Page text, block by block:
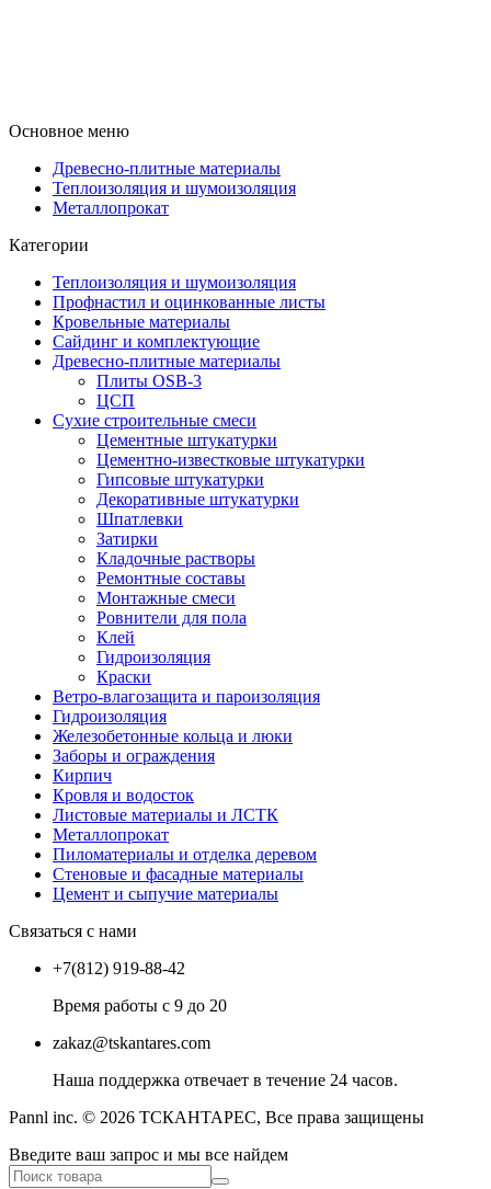
Основное меню
Древесно-плитные материалы
Теплоизоляция и шумоизоляция
Металлопрокат
Категории
Теплоизоляция и шумоизоляция
Профнастил и оцинкованные листы
Кровельные материалы
Сайдинг и комплектующие
Древесно-плитные материалы
Плиты OSB-3
ЦСП
Сухие строительные смеси
Цементные штукатурки
Цементно-известковые штукатурки
Гипсовые штукатурки
Декоративные штукатурки
Шпатлевки
Затирки
Кладочные растворы
Ремонтные составы
Монтажные смеси
Ровнители для пола
Клей
Гидроизоляция
Краски
Ветро-влагозащита и пароизоляция
Гидроизоляция
Железобетонные кольца и люки
Заборы и ограждения
Кирпич
Кровля и водосток
Листовые материалы и ЛСТК
Металлопрокат
Пиломатериалы и отделка деревом
Стеновые и фасадные материалы
Цемент и сыпучие материалы
Связаться с нами
+7(812) 919-88-42
Время работы с 9 до 20
zakaz@tskantares.com
Наша поддержка отвечает в течение 24 часов.
Pannl inc. © 2026 ТСКАНТАРЕС, Все права защищены
Введите ваш запрос и мы все найдем